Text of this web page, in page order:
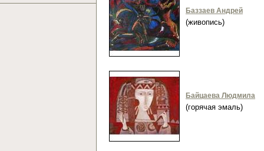
Баззаев Андрей
(живопись)
Байцаева Людмила
(горячая эмаль)